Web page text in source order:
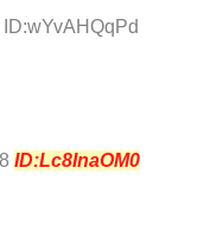
ID:Lc8InaOM0